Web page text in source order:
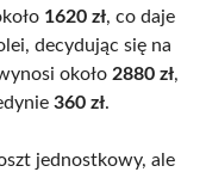
1620 zł, co daje
decydując się na
około 2880 zł,
360 zł.
jednostkowy, ale